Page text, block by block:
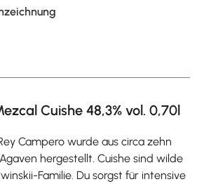
Cuishe 48,3% vol. 0,70l
Campero wurde aus circa zehn
hergestellt. Cuishe sind wilde
Familie. Du sorgst für intensive